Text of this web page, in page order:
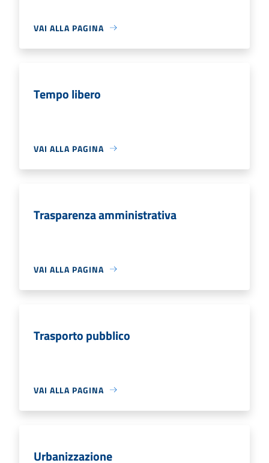
VAI ALLA PAGINA
Tempo libero
VAI ALLA PAGINA
Trasparenza amministrativa
VAI ALLA PAGINA
Trasporto pubblico
VAI ALLA PAGINA
Urbanizzazione